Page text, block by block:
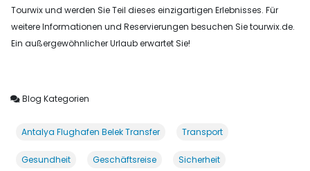
Tourwix und werden Sie Teil dieses einzigartigen Erlebnisses. Für
weitere Informationen und Reservierungen besuchen Sie tourwix.de.
Ein außergewöhnlicher Urlaub erwartet Sie!
Blog Kategorien
Antalya Flughafen Belek Transfer Transport
Gesundheit Geschäftsreise Sicherheit